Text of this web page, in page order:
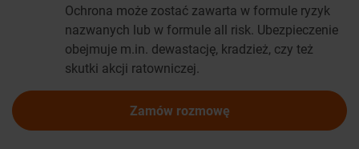
Ochrona może zostać zawarta w formule ryzyk
nazwanych lub w formule all risk. Ubezpieczenie
obejmuje m.in. dewastację, kradzież, czy też
skutki akcji ratowniczej.
Zamów rozmowę